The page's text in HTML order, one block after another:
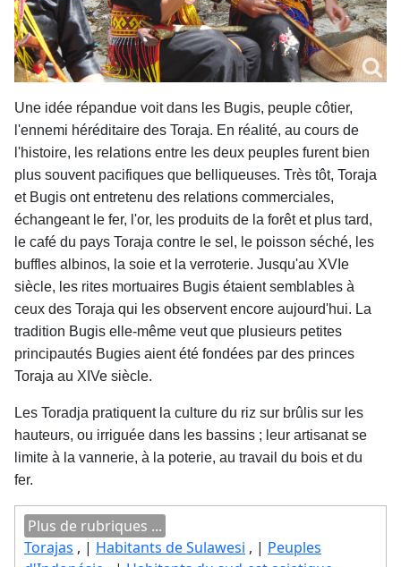
Une idée répandue voit dans les Bugis, peuple côtier,
l'ennemi héréditaire des Toraja. En réalité, au cours de
l'histoire, les relations entre les deux peuples furent bien
plus souvent pacifiques que belliqueuses. Très tôt, Toraja
et Bugis ont entretenu des relations commerciales,
échangeant le fer, l'or, les produits de la forêt et plus tard,
le café du pays Toraja contre le sel, le poisson séché, les
buffles albinos, la soie et la verroterie. Jusqu'au XVIe
siècle, les rites mortuaires Bugis étaient semblables à
ceux des Toraja qui les observent encore aujourd'hui. La
tradition Bugis elle-même veut que plusieurs petites
principautés Bugies aient été fondées par des princes
Toraja au XIVe siècle.
Les Toradja pratiquent la culture du riz sur brûlis sur les
hauteurs, ou irriguée dans les bassins ; leur artisanat se
limite à la vannerie, à la poterie, au travail du bois et du
fer.
Plus de rubriques ...
Torajas , | Habitants de Sulawesi , | Peuples